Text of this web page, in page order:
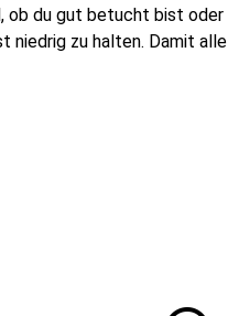
ob du gut betucht bist oder
niedrig zu halten. Damit alle